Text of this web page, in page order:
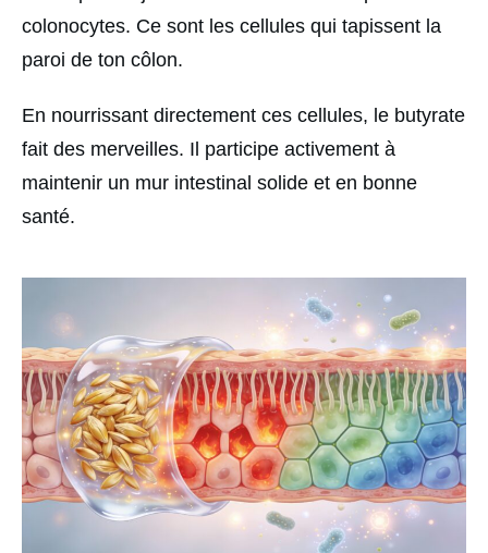
colonocytes. Ce sont les cellules qui tapissent la
paroi de ton côlon.
En nourrissant directement ces cellules, le butyrate
fait des merveilles. Il participe activement à
maintenir un mur intestinal solide et en bonne
santé.